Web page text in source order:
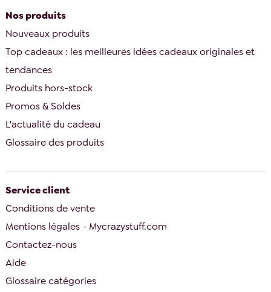
Nos produits
Nouveaux produits
Top cadeaux : les meilleures idées cadeaux originales et
tendances
Produits hors-stock
Promos & Soldes
L'actualité du cadeau
Glossaire des produits
Service client
Conditions de vente
Mentions légales - Mycrazystuff.com
Contactez-nous
Aide
Glossaire catégories